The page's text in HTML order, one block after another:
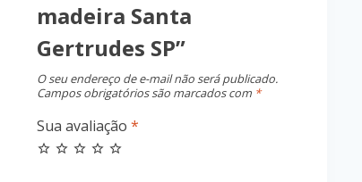
madeira Santa
Gertrudes SP”
O seu endereço de e-mail não será publicado.
Campos obrigatórios são marcados com *
Sua avaliação *